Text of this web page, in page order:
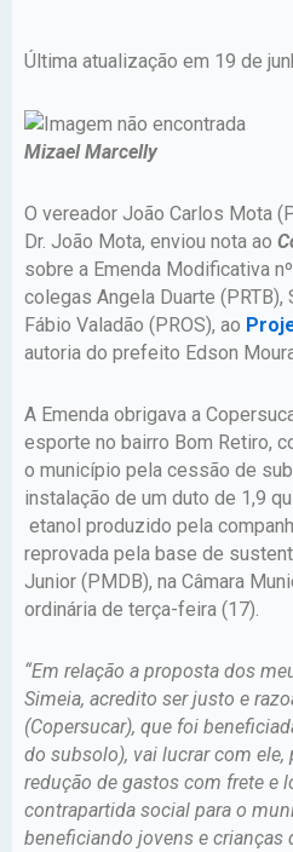
Última atualização em 19 de
Mizael Marcelly
O vereador João Carlos Mota
Dr. João Mota, enviou nota ao
sobre a Emenda Modificativa
colegas Angela Duarte (PRTB),
Fábio Valadão (PROS), ao
autoria do prefeito Edson
A Emenda obrigava a
esporte no bairro Bom Retiro,
o município pela cessão de
instalação de um duto de 1,9
etanol produzido pela
reprovada pela base de
Junior (PMDB), na Câmara
ordinária de terça-feira (17).
“Em relação a proposta dos
Simeia, acredito ser justo e
(Copersucar), que foi
do subsolo), vai lucrar com
redução de gastos com frete e
contrapartida social para o
beneficiando jovens e crianças